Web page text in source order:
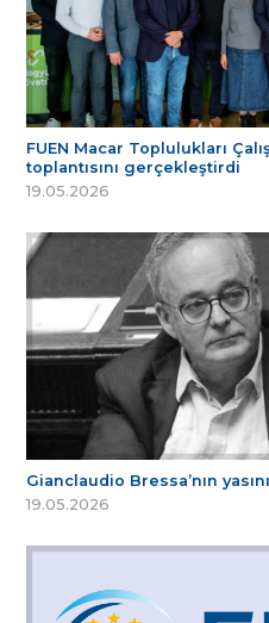
FUEN Macar Toplulukları
toplantısını gerçekleştirdi
19.05.2026
Gianclaudio Bressa’nın
19.05.2026